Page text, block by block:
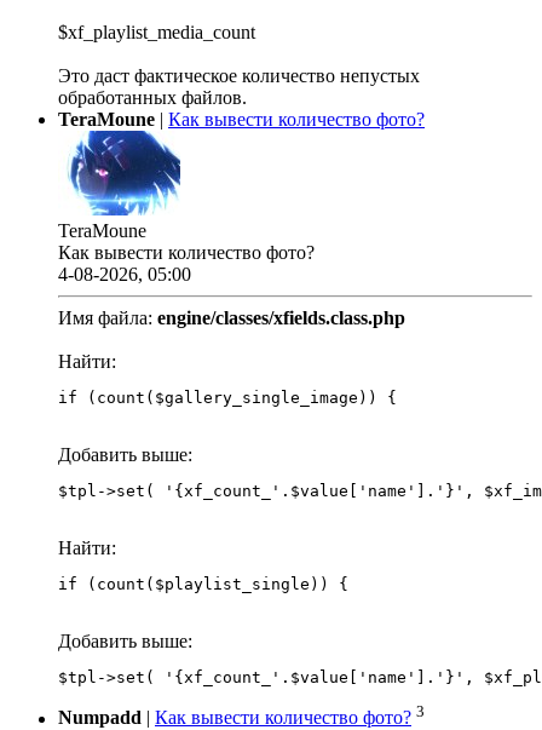
$xf_playlist_media_count
Это даст фактическое количество непустых
обработанных файлов.
TeraMoune | Как вывести количество фото?
TeraMoune
Как вывести количество фото?
4-08-2026, 05:00
Имя файла: engine/classes/xfields.class.php
Найти:
if (count($gallery_single_image)) {
Добавить выше:
Найти:
if (count($playlist_single)) {
Добавить выше:
Numpadd Как вывести количество фото? 3